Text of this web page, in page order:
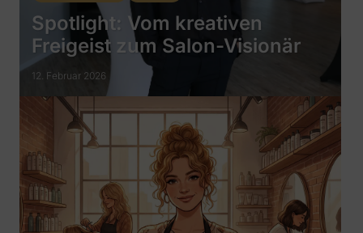
Spotlight: Vom kreativen
Freigeist zum Salon-Visionär
12. Februar 2026